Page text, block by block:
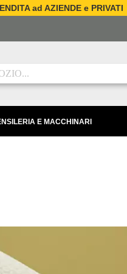
ad AZIENDE e PRIVATI
E MACCHINARI